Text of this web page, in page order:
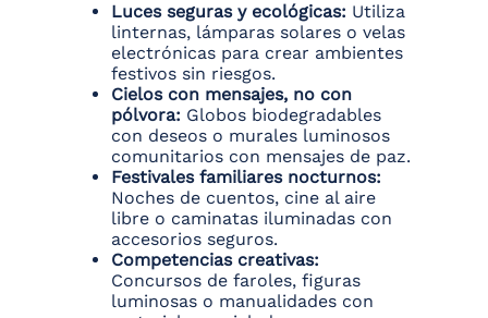
Luces seguras y ecológicas: Utiliza
linternas, lámparas solares o velas
electrónicas para crear ambientes
festivos sin riesgos.
Cielos con mensajes, no con
pólvora: Globos biodegradables
con deseos o murales luminosos
comunitarios con mensajes de paz.
Festivales familiares nocturnos:
Noches de cuentos, cine al aire
libre o caminatas iluminadas con
accesorios seguros.
Competencias creativas:
Concursos de faroles, figuras
luminosas o manualidades con